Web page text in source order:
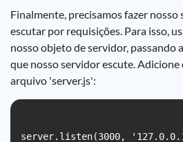
Finalmente, precisamos fazer nosso
escutar por requisições. Para isso,
nosso objeto de servidor, passando
que nosso servidor escute. Adicione
arquivo 'server.js':
server.listen(3000,